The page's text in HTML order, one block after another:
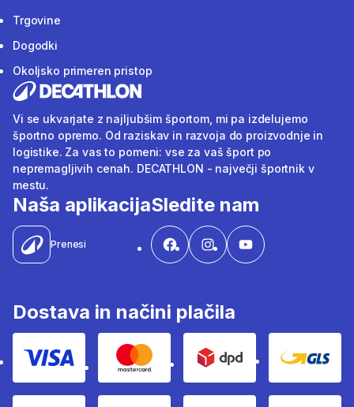
Trgovine
Dogodki
Okoljsko primeren pristop
Vi se ukvarjate z najljubšim športom, mi pa izdelujemo
športno opremo. Od raziskav in razvoja do proizvodnje in
logistike. Za vas to pomeni: vse za vaš šport po
nepremagljivih cenah. DECATHLON - največji športnik v
mestu.
Naša aplikacija
Prenesi
Sledite nam
Dostava in načini plačila
Visa Mastercard Dpd Gls